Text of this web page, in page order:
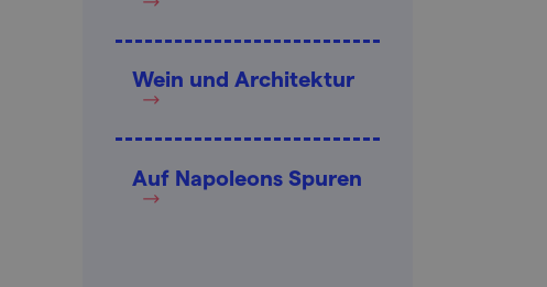
Wein und Architektur
Auf Napoleons Spuren